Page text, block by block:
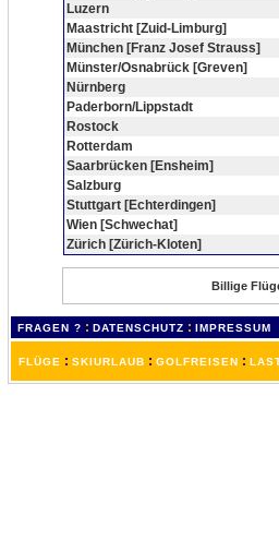
Luzern
Maastricht [Zuid-Limburg]
München [Franz Josef Strauss]
Münster/Osnabrück [Greven]
Nürnberg
Paderborn/Lippstadt
Rostock
Rotterdam
Saarbrücken [Ensheim]
Salzburg
Stuttgart [Echterdingen]
Wien [Schwechat]
Zürich [Zürich-Kloten]
Billige
FRAGEN ? : DATENSCHUTZ : IMPRESSUM
FLÜGE : SKIURLAUB : GOLFREISEN :